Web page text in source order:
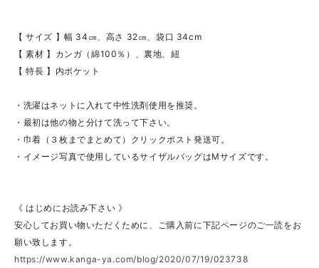
【 サイズ 】幅 34㎝、高さ 32㎝、袋口 34cm
【 素材 】カンガ（綿100％）、裏地、紐
【 特長 】内ポケット
・洗濯はネットに入れて中性洗剤使用を推奨。
・最初は他の物と分けて洗って下さい。
・巾着（３枚までまとめて）クリックポスト発送可。
・イメージ写真で使用しているサイザルバッグはMサイズです。
《 はじめにお読み下さい 》
安心してお買い物いただくために、ご購入前に下記ページのご一読をお
願い致します。
https://www.kanga-ya.com/blog/2020/07/19/023738